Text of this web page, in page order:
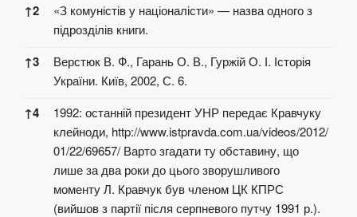
↑2
«З комуністів у націоналісти» — назва одного з
підрозділів книги.
↑3
Верстюк В. Ф., Гарань О. В., Гуржій О. І. Історія
України. Київ, 2002, С. 6.
↑4
1992: останній президент УНР передає Кравчуку
клейноди, http://www.istpravda.com.ua/videos/2012/
01/22/69657/ Варто згадати ту обставину, що
лише за два роки до цього зворушливого
моменту Л. Кравчук був членом ЦК КПРС
(вийшов з партії після серпневого путчу 1991 р.).